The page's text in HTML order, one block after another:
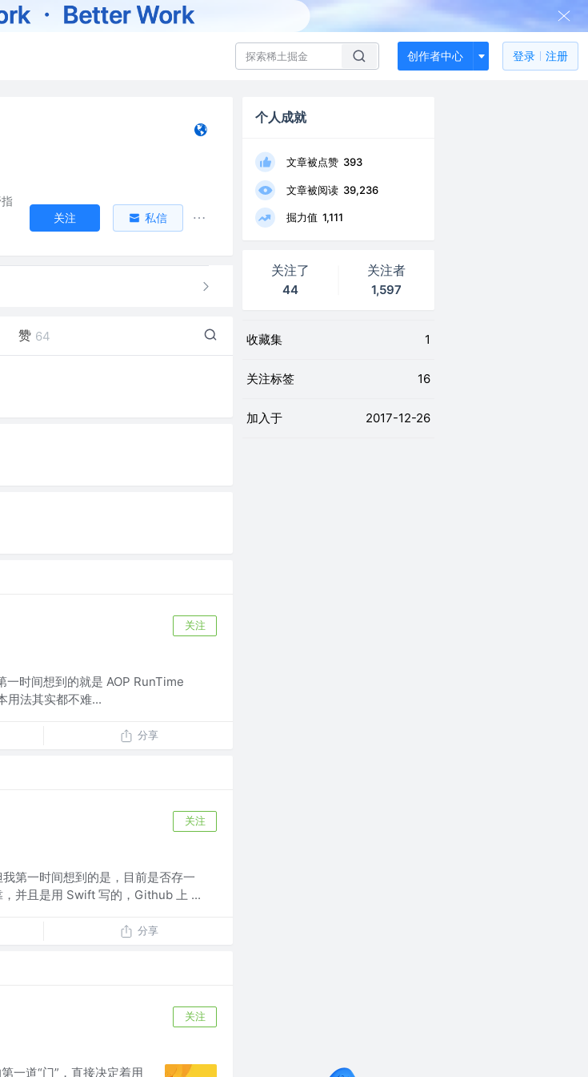
创作者中心 登录 注册
关注 私信
赞 64
关注
一时间想到的就是 AOP RunTime
用法其实都不难...
分享
关注
第一时间想到的是，目前是否存一
并且是用 Swift 写的，Github 上 ...
分享
关注
一道“门”，直接决定着用
个人成就
文章被点赞 393
文章被阅读 39,236
掘力值 1,111
关注了
44
关注者
1,597
收藏集 1
关注标签 16
加入于 2017-12-26